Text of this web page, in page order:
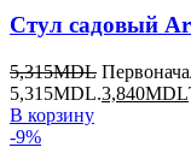
Стул садовый
5,315MDL
5,315MDL.3,840MDL
В корзину
-9%